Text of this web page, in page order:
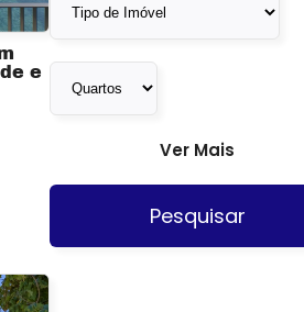
e
Ver Mais
Pesquisar